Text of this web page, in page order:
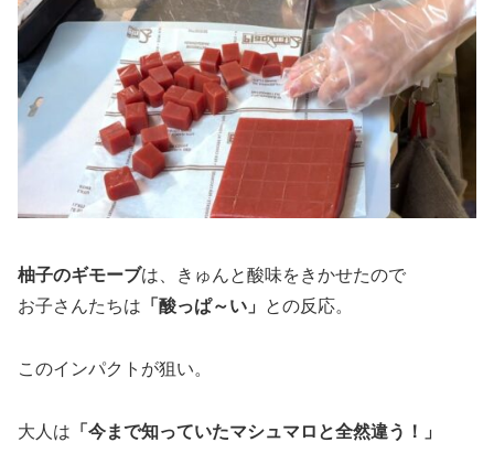
柚子のギモーブは、きゅんと酸味をきかせたので
お子さんたちは 「酸っぱ～い」 との反応。
このインパクトが狙い。
大人は 「今まで知っていたマシュマロと全然違う！」